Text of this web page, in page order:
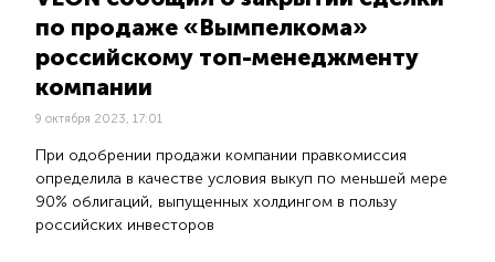
по продаже «Вымпелкома»
российскому топ-менеджменту
компании
9 октября 2023, 17:01
При одобрении продажи компании правкомиссия
определила в качестве условия выкуп по меньшей мере
90% облигаций, выпущенных холдингом в пользу
российских инвесторов